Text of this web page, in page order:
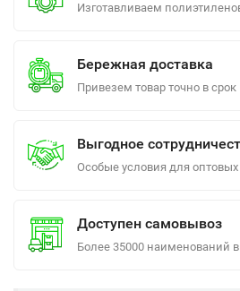
Изготавливаем
Бережная доставка
Привезем товар точно в срок
Выгодное
Особые условия для
Доступен самовывоз
Более 35000 наименований